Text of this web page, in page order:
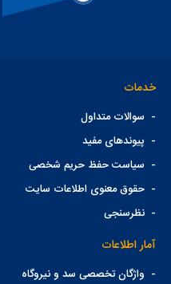
خدمات
- سوالات متداول
- پیوندهای مفید
- سیاست حفظ حریم شخصی
-حقوق معنوی اطلاعات سایت
-نظرسنجی
آمار اطلاعات
- واژگان تخصصی سد و نیروگاه